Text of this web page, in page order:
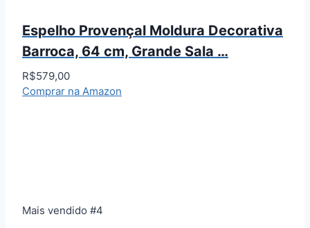
Espelho Provençal Moldura Decorativa
Barroca, 64 cm, Grande Sala …
R$579,00
Comprar na Amazon
Mais vendido #4